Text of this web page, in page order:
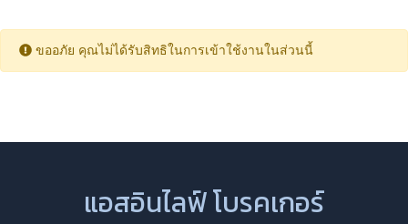
ขออภัย คุณไม่ได้รับสิทธิในการเข้าใช้งานในส่วนนี้
แอสอินไลฟ์ โบรคเกอร์